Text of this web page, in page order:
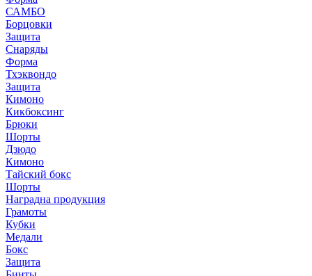
САМБО
Борцовки
Защита
Снаряды
Форма
Тхэквондо
Защита
Кимоно
Кикбоксинг
Брюки
Шорты
Дзюдо
Кимоно
Тайский бокс
Шорты
Наградна продукция
Грамоты
Кубки
Медали
Бокс
Защита